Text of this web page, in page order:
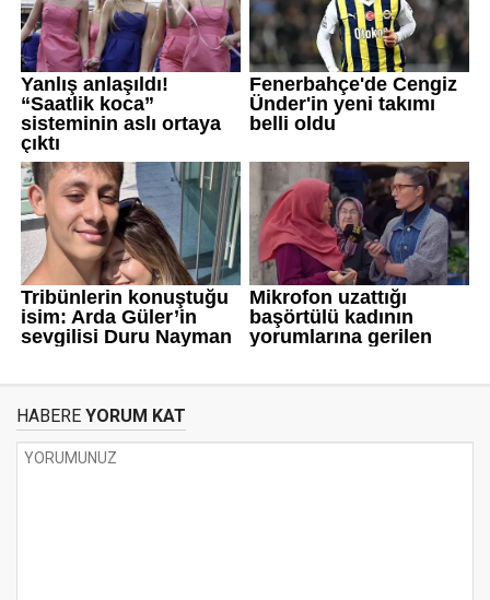
HABERE YORUM KAT